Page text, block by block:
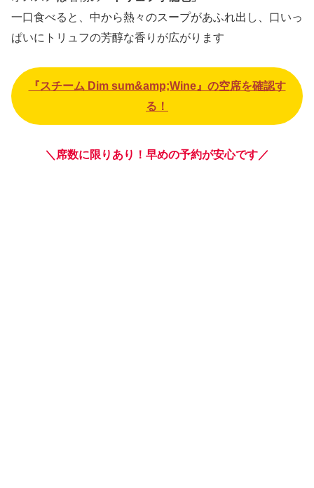
一口食べると、中から熱々のスープがあふれ出し、口いっ
ぱいにトリュフの芳醇な香りが広がります
『スチーム Dim sum&amp;Wine』の空席を確認す
る！
＼席数に限りあり！早めの予約が安心です／